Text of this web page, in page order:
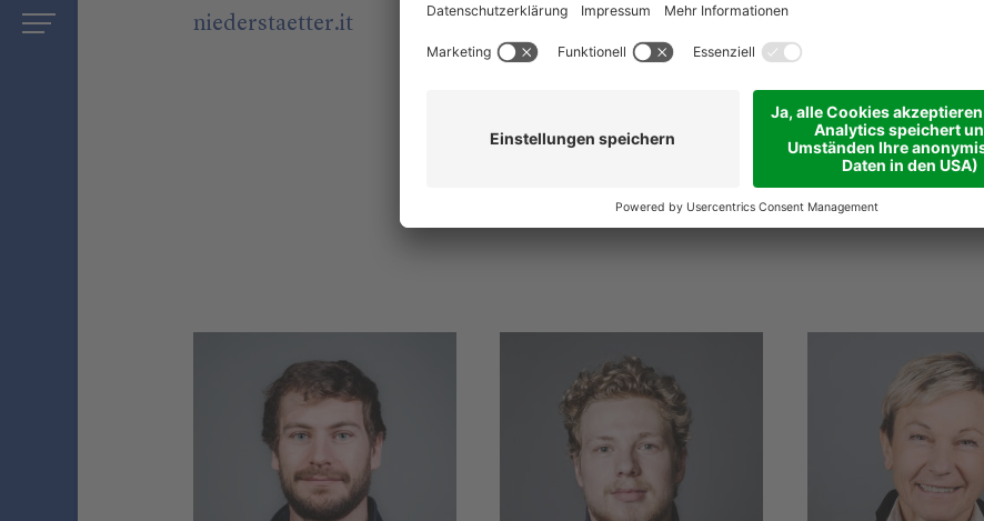
niederstaetter.it
Eemanuele.pastorello
@ niederstaetter.it